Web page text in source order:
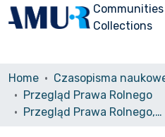
Collections
Home
Przegląd Prawa Rolnego
Przegląd Prawa Rolnego, 2014 Nr 1 (14)